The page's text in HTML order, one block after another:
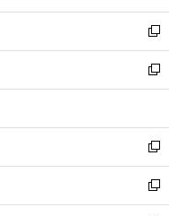
開
く
ウ
で
開
く
ン
ド
ウ
で
開
ウ
ィ
ン
ド
ウ
開
く
し
い
ウ
ィ
ン
ウ
で
開
く
新
し
い
ウ
ン
ド
ウ
で
開
新
し
ウ
ィ
ン
ド
ウ
新
し
い
ウ
新
し